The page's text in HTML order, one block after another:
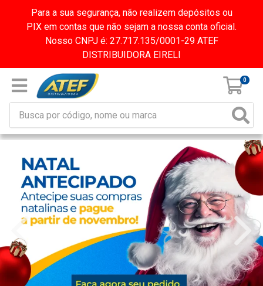
Para a sua segurança, não realizem depósitos ou
PIX em contas que não sejam a nossa conta oficial.
Nosso CNPJ é: 27.717.135/0001-29 ATEF
DISTRIBUIDORA EIRELI
0